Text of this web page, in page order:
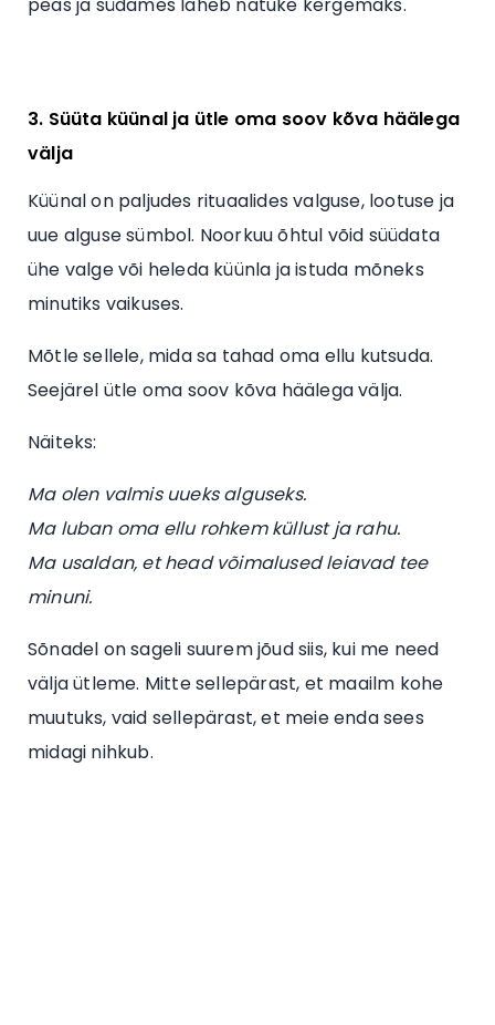
peas ja südames läheb natuke kergemaks.
3. Süüta küünal ja ütle oma soov kõva häälega
välja
Küünal on paljudes rituaalides valguse, lootuse ja
uue alguse sümbol. Noorkuu õhtul võid süüdata
ühe valge või heleda küünla ja istuda mõneks
minutiks vaikuses.
Mõtle sellele, mida sa tahad oma ellu kutsuda.
Seejärel ütle oma soov kõva häälega välja.
Näiteks:
Ma olen valmis uueks alguseks.
Ma luban oma ellu rohkem küllust ja rahu.
Ma usaldan, et head võimalused leiavad tee
minuni.
Sõnadel on sageli suurem jõud siis, kui me need
välja ütleme. Mitte sellepärast, et maailm kohe
muutuks, vaid sellepärast, et meie enda sees
midagi nihkub.